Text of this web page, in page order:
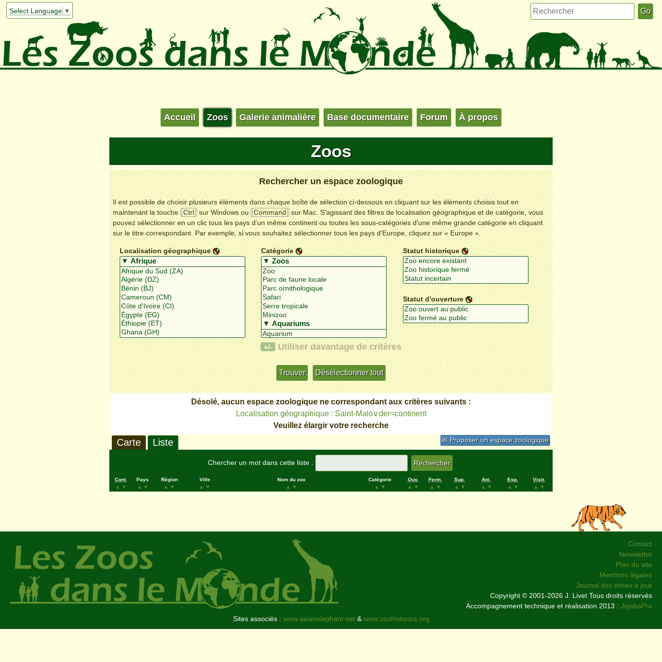
Select Language ▼
Accueil Zoos Galerie animalière Base documentaire Forum À propos
Zoos
Rechercher un espace zoologique
Il est possible de choisir plusieurs éléments dans chaque boîte de sélection ci-dessous en cliquant sur les éléments choisis tout en
maintenant la touche
Ctrl sur Windows ou Command
sur Mac. S'agissant des filtres de localisation géographique et de catégorie, vous
pouvez sélectionner en un clic tous les pays d'un même continent ou toutes les sous-catégories d'une même grande catégorie en cliquant
sur le titre correspondant. Par exemple, si vous souhaitez sélectionner tous les pays d'Europe, cliquez sur « Europe ».
Localisation géographique Catégorie Statut historique
Statut d'ouverture
+/- Utiliser davantage de critères
Désolé, aucun espace zoologique ne correspondant aux critères suivants :
Localisation géographique : Saint-Malo∨der=continent
Veuillez élargir votre recherche
✉ Proposer un espace zoologique
Carte Liste
Chercher un mot dans cette liste :
Cont.
▲
▼
Pays
▲
▼
Région
▲
▼
Ville
▲
▼
Nom du zoo
▲
▼
Catégorie
▲
▼
Ouv.
▲
▼
Ferm.
▲
▼
Sup.
▲
▼
Ani.
▲
▼
Esp.
▲
▼
Visit.
▲
▼
Contact
Newsletter
Plan du site
Mentions légales
Journal des mises à jour
Copyright © 2001-2026 J. Livet Tous droits réservés
Accompagnement technique et réalisation 2013 : JojabaPro
Sites associés : www.asianelephant.net&www.zoohistorica.org